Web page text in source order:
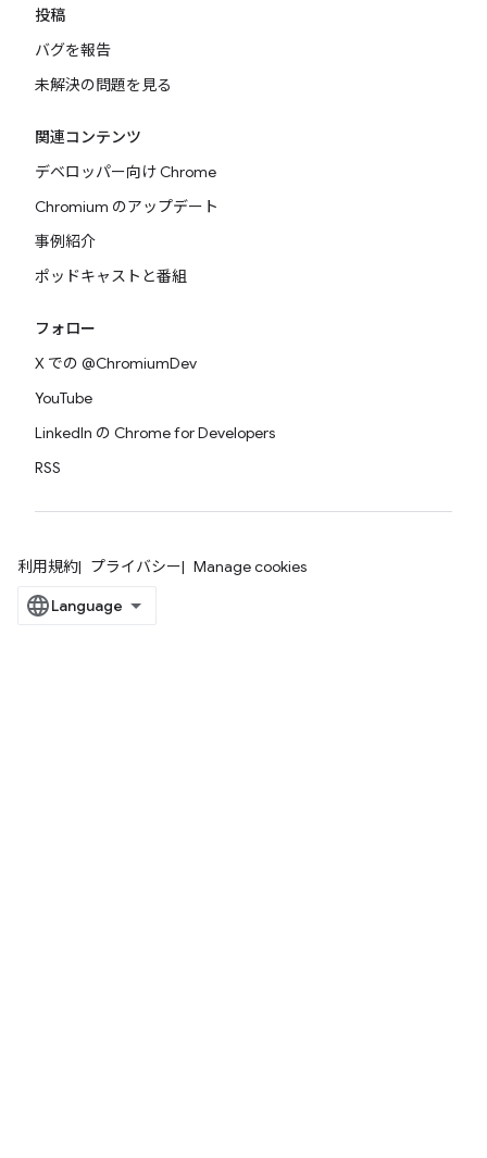
投稿
バグを報告
未解決の問題を見る
関連コンテンツ
デベロッパー向け Chrome
Chromium のアップデート
事例紹介
ポッドキャストと番組
フォロー
X での @ChromiumDev
YouTube
LinkedIn の Chrome for Developers
RSS
利用規約 プライバシー Manage cookies